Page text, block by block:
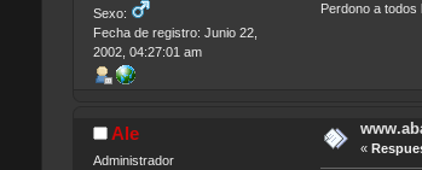
Sexo:
Fecha de registro: Junio 22,
2002, 04:27:01 am
Perdono a todos
Ale
Administrador
«